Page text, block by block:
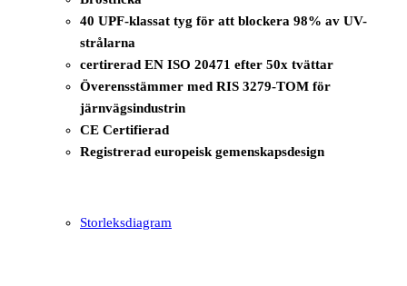
40 UPF-klassat tyg för att blockera 98% av UV-
strålarna
certirerad EN ISO 20471 efter 50x tvättar
Överensstämmer med RIS 3279-TOM för
järnvägsindustrin
CE Certifierad
Registrerad europeisk gemenskapsdesign
Storleksdiagram